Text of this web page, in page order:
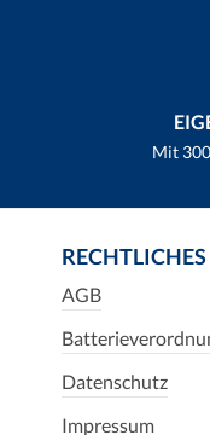
Mit
RECHTLICHES
AGB
Datenschutz
Impressum